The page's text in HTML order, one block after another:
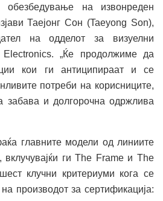
на извонреден
Таејонг Сон (Taeyong Son),
на одделот за визуелни
„Ќе продолжиме да
кои ги антиципираат и се
потреби на корисниците,
забава и долгорочна одржлива
главните модели од линиите
ги The Frame и The
клучни критериуми кога се
производот за сертификација: